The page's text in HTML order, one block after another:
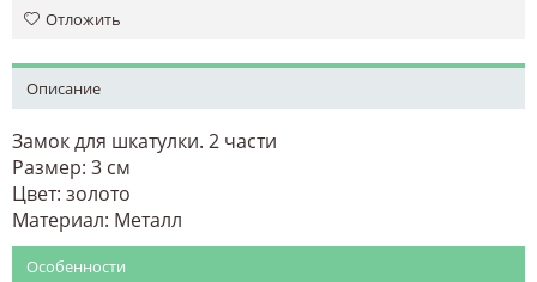
Отложить
Описание
Замок для шкатулки. 2 части
Размер: 3 см
Цвет: золото
Материал: Металл
Особенности